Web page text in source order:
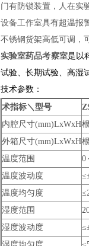
门有防锁装置，人在实
设备工作室具有超温报
不锈钢货架高低可调，
实验室药品考察室是以
试验、长期试验、高湿
技术参数：
术指标＼型号
内腔尺寸(mm)LxWxH
外箱尺寸(mm)LxWxH
温度范围
0
温度波动度
温度均匀度
湿度范围
湿度波动度